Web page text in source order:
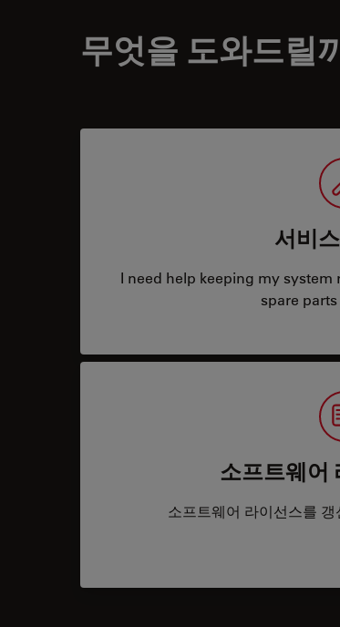
무엇을 도와드릴
서비
I need help keeping my
spare
소프트웨어
소프트웨어 라이선스를